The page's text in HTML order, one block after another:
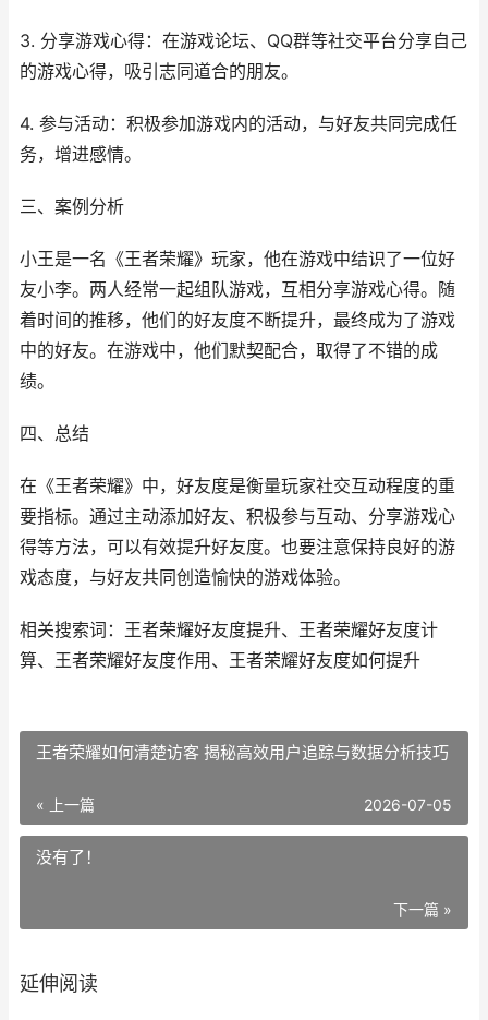
3. 分享游戏心得：在游戏论坛、QQ群等社交平台分享自己
的游戏心得，吸引志同道合的朋友。
4. 参与活动：积极参加游戏内的活动，与好友共同完成任
务，增进感情。
三、案例分析
小王是一名《王者荣耀》玩家，他在游戏中结识了一位好
友小李。两人经常一起组队游戏，互相分享游戏心得。随
着时间的推移，他们的好友度不断提升，最终成为了游戏
中的好友。在游戏中，他们默契配合，取得了不错的成
绩。
四、总结
在《王者荣耀》中，好友度是衡量玩家社交互动程度的重
要指标。通过主动添加好友、积极参与互动、分享游戏心
得等方法，可以有效提升好友度。也要注意保持良好的游
戏态度，与好友共同创造愉快的游戏体验。
相关搜索词：王者荣耀好友度提升、王者荣耀好友度计
算、王者荣耀好友度作用、王者荣耀好友度如何提升
王者荣耀如何清楚访客 揭秘高效用户追踪与数据分析技巧
« 上一篇 2026-07-05
没有了！
下一篇 »
延伸阅读